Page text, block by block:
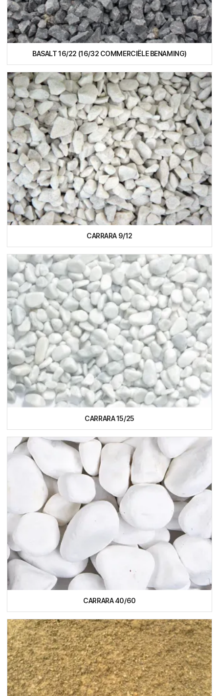
BASALT 16/22 (16/32 COMMERCIËLE BENAMING)
CARRARA 9/12
CARRARA 15/25
CARRARA 40/60